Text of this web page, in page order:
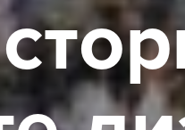
стор